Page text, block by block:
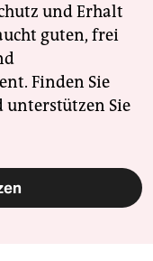
und Erhalt
guten, frei
Finden Sie
unterstützen Sie